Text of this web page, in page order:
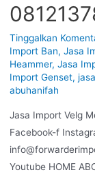
Tinggalkan
Import Ban, Jasa
Heammer, Jasa
Import Genset,
abuhanifah
Jasa Import Velg
Facebook-f
Youtube HOME